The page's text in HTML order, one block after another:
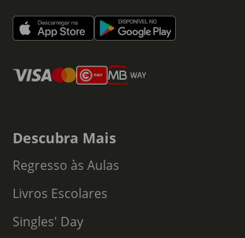
Descubra Mais
Regresso às Aulas
Livros Escolares
Singles' Day